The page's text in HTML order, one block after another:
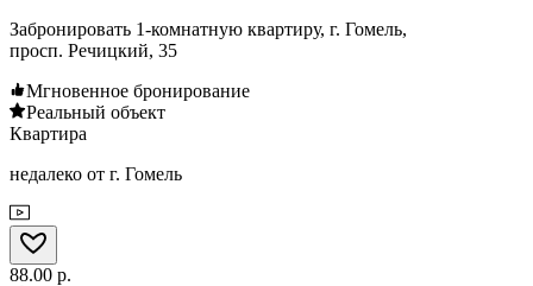
Забронировать 1-комнатную квартиру, г. Гомель,
просп. Речицкий, 35
Мгновенное бронирование
Реальный объект
Квартира
недалеко от г. Гомель
88.00 р.